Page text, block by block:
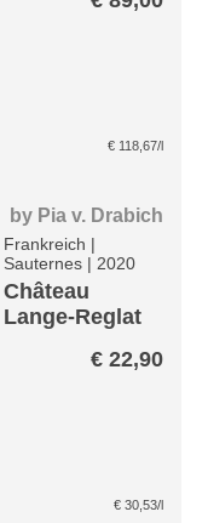
€ 118,67/l
by Pia v. Drabich
Frankreich |
Sauternes | 2020
Château
Lange-Reglat
€ 22,90
€ 30,53/l